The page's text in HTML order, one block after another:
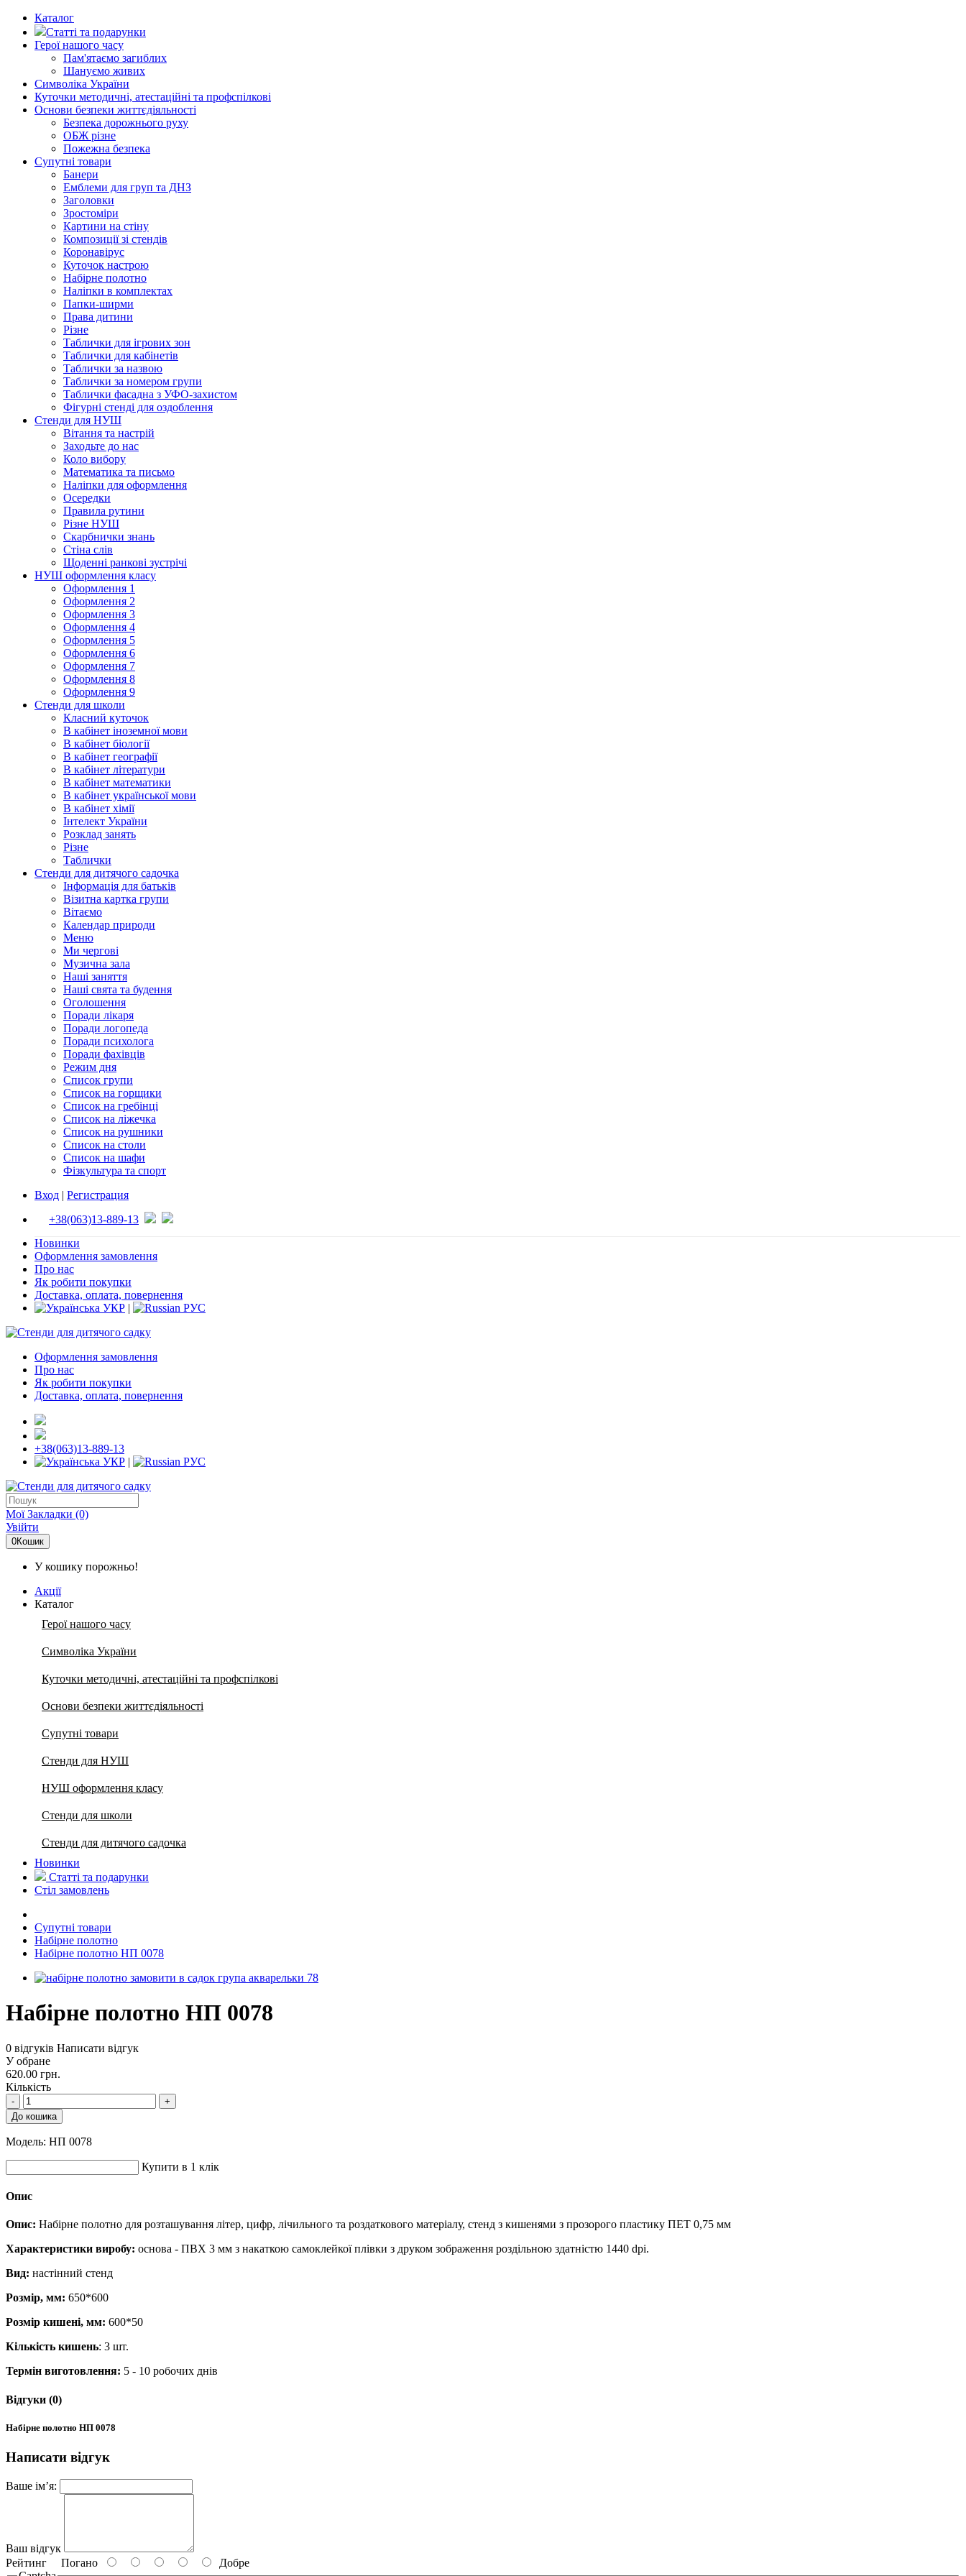
Каталог
Статті та подарунки
Герої нашого часу
Пам'ятаємо загиблих
Шануємо живих
Символіка України
Куточки методичні, атестаційні та профспілкові
Основи безпеки життєдіяльності
Безпека дорожнього руху
ОБЖ різне
Пожежна безпека
Супутні товари
Банери
Емблеми для груп та ДНЗ
Заголовки
Зростоміри
Картини на стіну
Композиції зі стендів
Коронавірус
Куточок настрою
Набірне полотно
Наліпки в комплектах
Папки-ширми
Права дитини
Різне
Таблички для ігрових зон
Таблички для кабінетів
Таблички за назвою
Таблички за номером групи
Таблички фасадна з УФО-захистом
Фігурні стенді для оздоблення
Стенди для НУШ
Вітання та настрій
Заходьте до нас
Коло вибору
Математика та письмо
Наліпки для оформлення
Осередки
Правила рутини
Різне НУШ
Скарбнички знань
Стіна слів
Щоденні ранкові зустрічі
НУШ оформлення класу
Оформлення 1
Оформлення 2
Оформлення 3
Оформлення 4
Оформлення 5
Оформлення 6
Оформлення 7
Оформлення 8
Оформлення 9
Стенди для школи
Класний куточок
В кабінет іноземної мови
В кабінет біології
В кабінет географії
В кабінет літератури
В кабінет математики
В кабінет української мови
В кабінет хімії
Інтелект України
Розклад занять
Різне
Таблички
Стенди для дитячого садочка
Інформація для батьків
Візитна картка групи
Вітаємо
Календар природи
Меню
Ми чергові
Музична зала
Наші заняття
Наші свята та будення
Оголошення
Поради лікаря
Поради логопеда
Поради психолога
Поради фахівців
Режим дня
Список групи
Список на горщики
Список на гребінці
Список на ліжечка
Список на рушники
Список на столи
Список на шафи
Фізкультура та спорт
Вход | Регистрация
+38(063)13-889-13
Новинки
Оформлення замовлення
Про нас
Як робити покупки
Доставка, оплата, повернення
УКР | РУС
Оформлення замовлення
Про нас
Як робити покупки
Доставка, оплата, повернення
+38(063)13-889-13
УКР | РУС
Мої Закладки (0)
Увійти
0Кошик
У кошику порожньо!
Акції
Каталог
Герої нашого часу
Символіка України
Куточки методичні, атестаційні та профспілкові
Основи безпеки життєдіяльності
Супутні товари
Стенди для НУШ
НУШ оформлення класу
Стенди для школи
Стенди для дитячого садочка
Новинки
Статті та подарунки
Стіл замовлень
Супутні товари
Набірне полотно
Набірне полотно НП 0078
Набірне полотно НП 0078
0 відгуків Написати відгук
У обране
620.00 грн.
Кількість
-
+
До кошика
Модель: НП 0078
Купити в 1 клік
Опис
Опис: Набірне полотно для розташування літер, цифр, лічильного та роздаткового матеріалу, стенд з кишенями з прозорого пластику ПЕТ 0,75 мм
Характеристики виробу: основа - ПВХ 3 мм з накаткою самоклейкої плівки з друком зображення роздільною здатністю 1440 dpi.
Вид: настінний стенд
Розмір, мм: 650*600
Розмір кишені, мм: 600*50
Кількість кишень: 3 шт.
Термін виготовлення: 5 - 10 робочих днів
Відгуки (0)
Набірне полотно НП 0078
Написати відгук
Ваше ім’я:
Ваш відгук
Рейтинг Погано
Добре